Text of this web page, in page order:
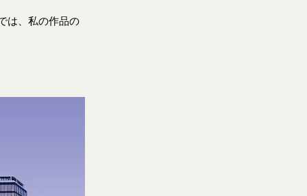
は、私の作品の